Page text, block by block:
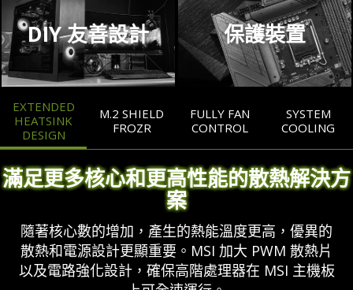
DIY 友善設計 保護裝置
EXTENDED
HEATSINK
DESIGN
M.2 SHIELD
FROZR
FULLY FAN
CONTROL
SYSTEM
COOLING
滿足更多核心和更高性能的散熱解決方
案
隨著核心數的增加，產生的熱能溫度更高，優異的
散熱和電源設計更顯重要。MSI 加大 PWM 散熱片
以及電路強化設計，確保高階處理器在 MSI 主機板